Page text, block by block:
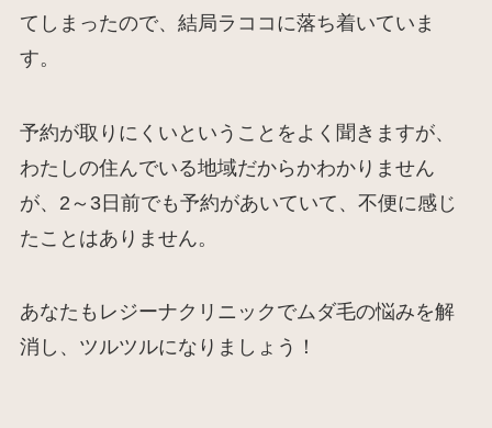
てしまったので、結局ラココに落ち着いていま
す。
予約が取りにくいということをよく聞きますが、
わたしの住んでいる地域だからかわかりません
が、2～3日前でも予約があいていて、不便に感じ
たことはありません。
あなたもレジーナクリニックでムダ毛の悩みを解
消し、ツルツルになりましょう！